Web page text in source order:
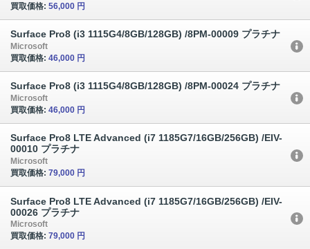
買取価格: 56,000 円
Surface Pro8 (i3 1115G4/8GB/128GB) /8PM-00009 プラチナ
Microsoft
買取価格: 46,000 円
Surface Pro8 (i3 1115G4/8GB/128GB) /8PM-00024 プラチナ
Microsoft
買取価格: 46,000 円
Surface Pro8 LTE Advanced (i7 1185G7/16GB/256GB) /EIV-
00010 プラチナ
Microsoft
買取価格: 79,000 円
Surface Pro8 LTE Advanced (i7 1185G7/16GB/256GB) /EIV-
00026 プラチナ
Microsoft
買取価格: 79,000 円